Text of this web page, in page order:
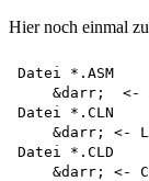
Hier noch einmal
Datei *.ASM
&darr;  <-
Datei *.CLN
&darr; <-
Datei *.CLD
&darr; <-